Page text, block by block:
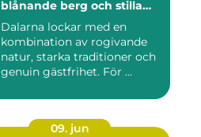
blånande berg och stilla
Dalarna lockar med en
kombination av rogivande
natur, starka traditioner och
genuin gästfrihet. För ...
09. jun